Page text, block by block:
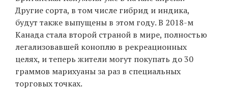
Другие сорта, в том числе гибрид и индика,
будут также выпущены в этом году. В 2018-м
Канада стала второй страной в мире, полностью
легализовавшей коноплю в рекреационных
целях, и теперь жители могут покупать до 30
граммов марихуаны за раз в специальных
торговых точках.